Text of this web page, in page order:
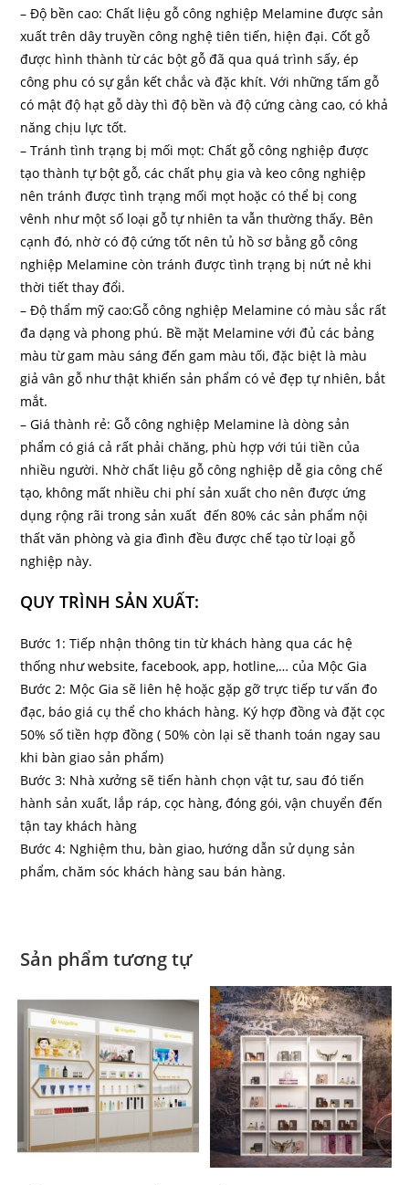
– Độ bền cao: Chất liệu gỗ công nghiệp Melamine được sản
xuất trên dây truyền công nghệ tiên tiến, hiện đại. Cốt gỗ
được hình thành từ các bột gỗ đã qua quá trình sấy, ép
công phu có sự gắn kết chắc và đặc khít. Với những tấm gỗ
có mật độ hạt gỗ dày thì độ bền và độ cứng càng cao, có khả
năng chịu lực tốt.
– Tránh tình trạng bị mối mọt: Chất gỗ công nghiệp được
tạo thành tự bột gỗ, các chất phụ gia và keo công nghiệp
nên tránh được tình trạng mối mọt hoặc có thể bị cong
vênh như một số loại gỗ tự nhiên ta vẫn thường thấy. Bên
cạnh đó, nhờ có độ cứng tốt nên tủ hồ sơ bằng gỗ công
nghiệp Melamine còn tránh được tình trạng bị nứt nẻ khi
thời tiết thay đổi.
– Độ thẩm mỹ cao:Gỗ công nghiệp Melamine có màu sắc rất
đa dạng và phong phú. Bề mặt Melamine với đủ các bảng
màu từ gam màu sáng đến gam màu tối, đặc biệt là màu
giả vân gỗ như thật khiến sản phẩm có vẻ đẹp tự nhiên, bắt
mắt.
– Giá thành rẻ: Gỗ công nghiệp Melamine là dòng sản
phẩm có giá cả rất phải chăng, phù hợp với túi tiền của
nhiều người. Nhờ chất liệu gỗ công nghiệp dễ gia công chế
tạo, không mất nhiều chi phí sản xuất cho nên được ứng
dụng rộng rãi trong sản xuất đến 80% các sản phẩm nội
thất văn phòng và gia đình đều được chế tạo từ loại gỗ
nghiệp này.
QUY TRÌNH SẢN XUẤT:
Bước 1: Tiếp nhận thông tin từ khách hàng qua các hệ
thống như website, facebook, app, hotline,… của Mộc Gia
Bước 2: Mộc Gia sẽ liên hệ hoặc gặp gỡ trực tiếp tư vấn đo
đạc, báo giá cụ thể cho khách hàng. Ký hợp đồng và đặt cọc
50% số tiền hợp đồng ( 50% còn lại sẽ thanh toán ngay sau
khi bàn giao sản phẩm)
Bước 3: Nhà xưởng sẽ tiến hành chọn vật tư, sau đó tiến
hành sản xuất, lắp ráp, cọc hàng, đóng gói, vận chuyển đến
tận tay khách hàng
Bước 4: Nghiệm thu, bàn giao, hướng dẫn sử dụng sản
phẩm, chăm sóc khách hàng sau bán hàng.
Sản phẩm tương tự